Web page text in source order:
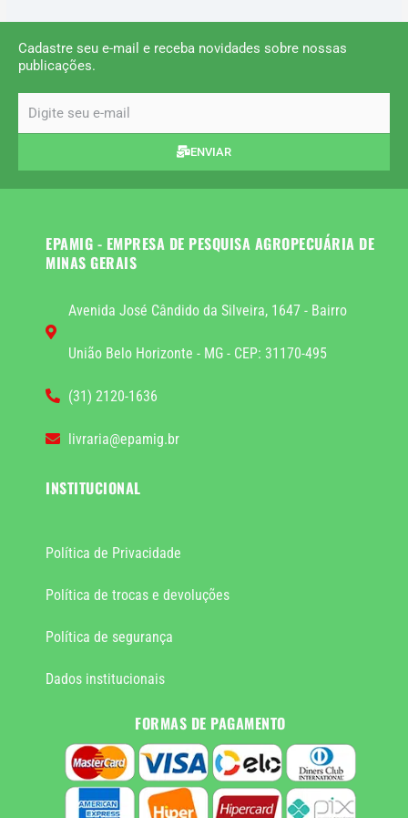
Cadastre seu e-mail e receba novidades sobre nossas
publicações.
ENVIAR
EPAMIG - EMPRESA DE PESQUISA AGROPECUÁRIA DE
MINAS GERAIS
Avenida José Cândido da Silveira, 1647 - Bairro
União Belo Horizonte - MG - CEP: 31170-495
(31) 2120-1636
livraria@epamig.br
INSTITUCIONAL
Política de Privacidade
Política de trocas e devoluções
Política de segurança
Dados institucionais
FORMAS DE PAGAMENTO